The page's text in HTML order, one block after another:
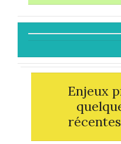
Enjeux